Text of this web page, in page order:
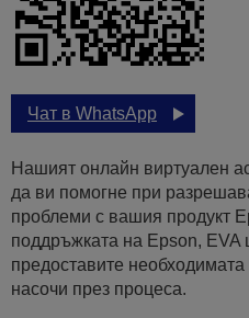
Чат в WhatsApp
Нашият онлайн виртуален
да ви помогне при
проблеми с вашия продукт
поддръжката на Epson,
предоставите
насочи през процеса.